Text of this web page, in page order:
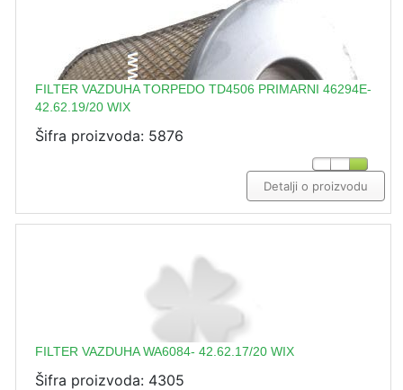
FILTER VAZDUHA TORPEDO TD4506 PRIMARNI 46294E-
42.62.19/20 WIX
Šifra proizvoda: 5876
Detalji o proizvodu
FILTER VAZDUHA WA6084- 42.62.17/20 WIX
Šifra proizvoda: 4305